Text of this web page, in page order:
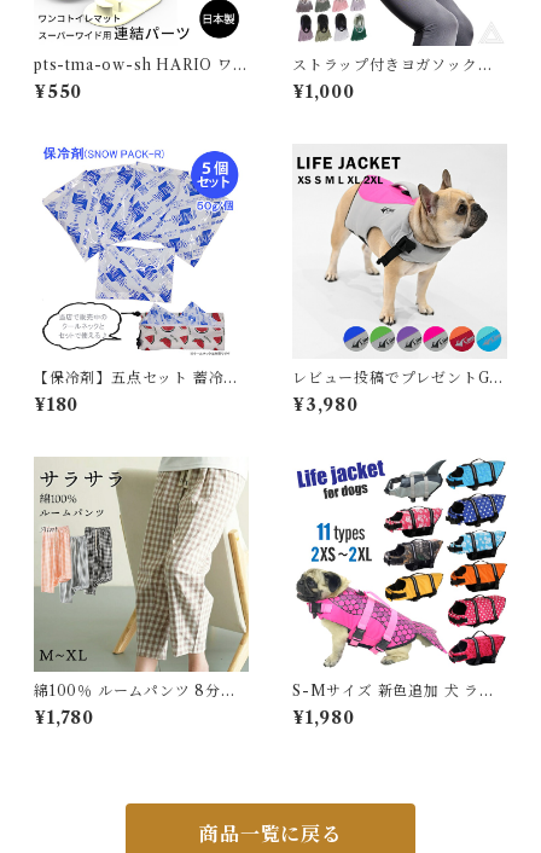
pts-tma-ow-sh HARIO ワン
コトイレマット スーパーワイ
ド用連結パーツ 2個入り 大型
日本製 ハリオ ペット コンパク
ト 丸洗い ペット用品 イチオ
シ！ PTS-TMA-OW-SH
¥550
ストラップ付きヨガソックス 5
本指 滑り止め付き ノンスリッ
プソックス 靴下 ヨガ靴下 トレ
ガソックス ずれ落ちにくい ピ
ラティス レディース ソックス
着圧 ダンス ウォーキング スポ
ーツウェア 練習 軽い G320
¥1,000
【保冷剤】五点セット 蓄冷剤
スノーパック 50g ペットクー
ルネック用
¥180
レビュー投稿でプレゼントGE
T 新 ライフジャケット 高品質
犬 犬用 救命胴衣 ドッグ ペッ
水加工 速乾 ハンドル付き Dリ
ング XS S M L XL 2XL チワ
ワ フレブル 超小型犬 小型犬
中型犬 大型犬 KM895JK
¥3,980
綿100％ ルームパンツ 8分丈
チェック柄 パジャマ 快適 部屋
着 ポケット付き 八分丈 ルーム
い 綿 コットン 5687234 スイ
¥1,780
S-Mサイズ 新色追加 犬 ライ
フジャケット 犬用 ドッグ ペッ
ト 安全 安心 超小型犬 小型犬
¥1,980
商品一覧に戻る